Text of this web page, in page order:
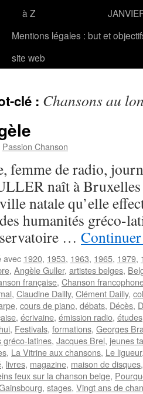
à Z
Mentions légales : but et
site web
clé : Chansons au
Passion Chanson
femme de radio,
naît à
natale qu’elle
humanités gréco-
…
avec 1920, 1953, 1963, 1965, 1979,
, Angèle Guller, artistes belges,
française, Chanson
, Claudine Dailly, Clément Dailly,
, cours de piano, débats, Décès,
, écrivaine, émission radio, études
, Festivals, formations, Georges
gréco-latines, Jacques Brel, jeunes
, La Vitrine aux chansons, Le ligueur
, livres, magazine, maison de disques
feux sur la chanson belge,
, stages, Vingt ans de